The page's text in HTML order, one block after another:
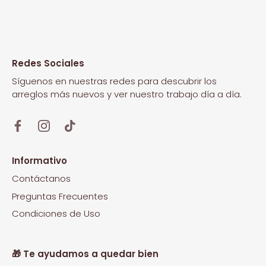
Redes Sociales
Síguenos en nuestras redes para descubrir los
arreglos más nuevos y ver nuestro trabajo día a día.
Informativo
Contáctanos
Preguntas Frecuentes
Condiciones de Uso
🎁 Te ayudamos a quedar bien